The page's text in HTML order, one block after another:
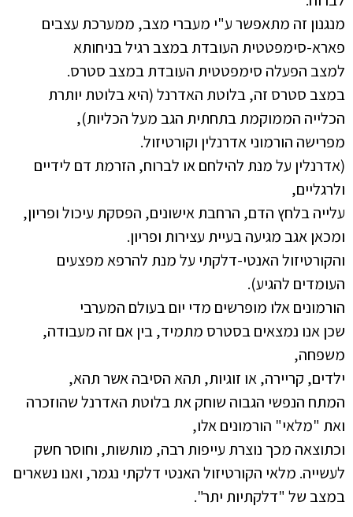
מנגנון זה מתאפשר ע"י מעברי מצב, ממערכת עצבים
פארא-סימפטטית העובדת במצב רגיל בניחותא
למצב הפעלה סימפטטית העובדת במצב סטרס.
במצב סטרס זה, בלוטת האדרנל (היא בלוטת יותרת
הכלייה הממוקמת בתחתית הגב מעל הכליות),
מפרישה הורמוני אדרנלין וקורטיזול.
(אדרנלין על מנת להילחם או לברוח, הזרמת דם לידיים
ולרגליים,
עלייה בלחץ הדם, הרחבת אישונים, הפסקת עיכול ופריון,
ומכאן אגב מגיעה בעיית עצירות ופריון.
והקורטיזול האנטי-דלקתי על מנת להרפא מפצעים
העומדים להגיע).
הורמונים אלו מופרשים מדי יום בעולם המערבי
שכן אנו נמצאים בסטרס מתמיד, בין אם זה מעבודה,
משפחה,
ילדים, קריירה, או זוגיות, תהא הסיבה אשר תהא,
המתח הנפשי הגבוה שוחק את בלוטת האדרנל שהוזכרה
ואת "מלאי" הורמונים אלו,
וכתוצאה מכך נוצרת עייפות רבה, מותשות, וחוסר חשק
לעשייה. מלאי הקורטיזול האנטי דלקתי נגמר, ואנו נשארים
במצב של "דלקתיות יתר".